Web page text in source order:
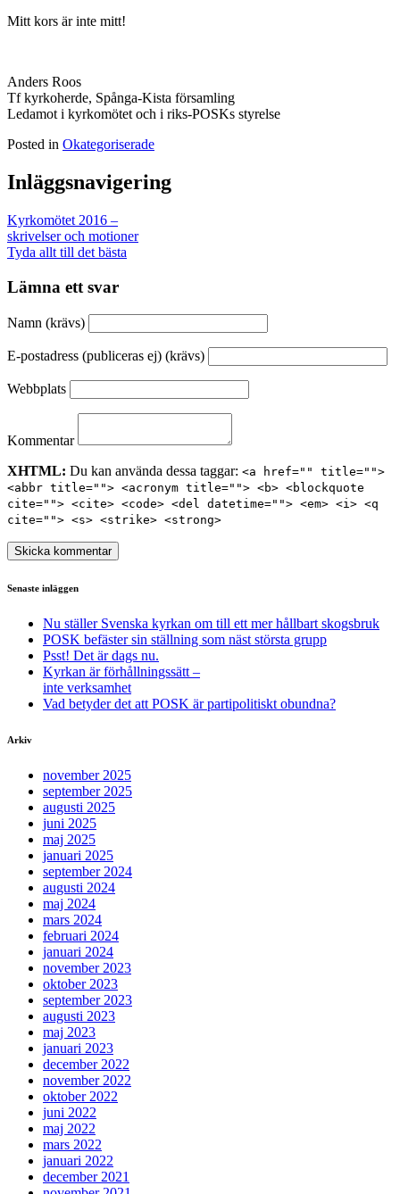
Mitt kors är inte mitt!
Anders Roos
Tf kyrkoherde, Spånga-Kista församling
Ledamot i kyrkomötet och i riks-POSKs styrelse
Posted in Okategoriserade
Inläggsnavigering
Kyrkomötet 2016 –
skrivelser och motioner
Tyda allt till det bästa
Lämna ett svar
Namn (krävs)
E-postadress (publiceras ej) (krävs)
Webbplats
Kommentar
XHTML: Du kan använda dessa taggar: <a href="" title="">
<abbr title=""> <acronym title=""> <b> <blockquote
cite=""> <cite> <code> <del datetime=""> <em> <i> <q
cite=""> <s> <strike> <strong>
Senaste inläggen
Nu ställer Svenska kyrkan om till ett mer hållbart skogsbruk
POSK befäster sin ställning som näst största grupp
Psst! Det är dags nu.
Kyrkan är förhållningssätt –
inte verksamhet
Vad betyder det att POSK är partipolitiskt obundna?
Arkiv
november 2025
september 2025
augusti 2025
juni 2025
maj 2025
januari 2025
september 2024
augusti 2024
maj 2024
mars 2024
februari 2024
januari 2024
november 2023
oktober 2023
september 2023
augusti 2023
maj 2023
januari 2023
december 2022
november 2022
oktober 2022
juni 2022
maj 2022
mars 2022
januari 2022
december 2021